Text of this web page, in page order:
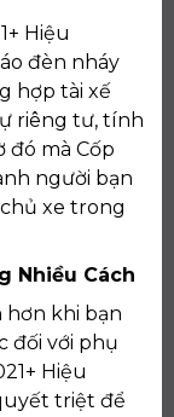
Hiệu
đèn nháy
hợp tài xế
riêng tư, tính
đó mà Cốp
người bạn
xe trong
Nhiều Cách
hơn khi bạn
đối với phụ
Hiệu
triệt để